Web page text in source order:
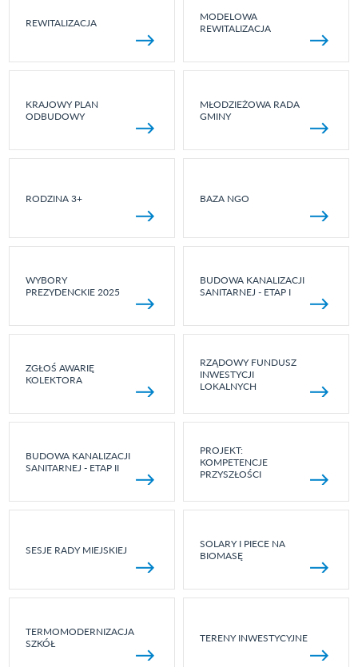
REWITALIZACJA
MODELOWA
REWITALIZACJA
KRAJOWY PLAN
ODBUDOWY
MŁODZIEŻOWA RADA
GMINY
RODZINA 3+ BAZA NGO
WYBORY
PREZYDENCKIE 2025
BUDOWA KANALIZACJI
SANITARNEJ - ETAP I
ZGŁOŚ AWARIĘ
KOLEKTORA
RZĄDOWY FUNDUSZ
INWESTYCJI
LOKALNYCH
BUDOWA KANALIZACJI
SANITARNEJ - ETAP II
PROJEKT:
KOMPETENCJE
PRZYSZŁOŚCI
SESJE RADY MIEJSKIEJ
SOLARY I PIECE NA
BIOMASĘ
TERMOMODERNIZACJA
SZKÓŁ
TERENY INWESTYCYJNE